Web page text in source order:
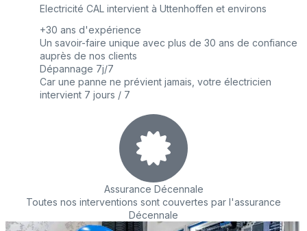
Electricité CAL intervient à Uttenhoffen et environs
+30 ans d'expérience
Un savoir-faire unique avec plus de 30 ans de confiance
auprès de nos clients
Dépannage 7j/7
Car une panne ne prévient jamais, votre électricien
intervient 7 jours / 7
Assurance Décennale
Toutes nos interventions sont couvertes par l'assurance
Décennale